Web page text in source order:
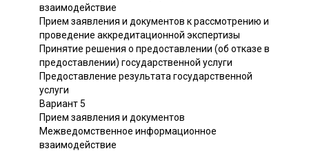
взаимодействие
Прием заявления и документов к рассмотрению и
проведение аккредитационной экспертизы
Принятие решения о предоставлении (об отказе в
предоставлении) государственной услуги
Предоставление результата государственной
услуги
Вариант 5
Прием заявления и документов
Межведомственное информационное
взаимодействие